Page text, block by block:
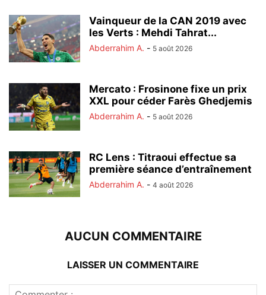
Vainqueur de la CAN 2019 avec
les Verts : Mehdi Tahrat...
Abderrahim A. - 5 août 2026
Mercato : Frosinone fixe un prix
XXL pour céder Farès Ghedjemis
Abderrahim A. - 5 août 2026
RC Lens : Titraoui effectue sa
première séance d’entraînement
Abderrahim A. - 4 août 2026
AUCUN COMMENTAIRE
LAISSER UN COMMENTAIRE